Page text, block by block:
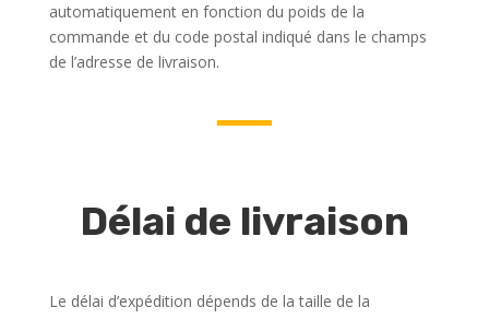
automatiquement en fonction du poids de la
commande et du code postal indiqué dans le champs
de l’adresse de livraison.
Délai de livraison
Le délai d’expédition dépends de la taille de la